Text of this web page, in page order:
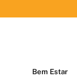
Bem Estar